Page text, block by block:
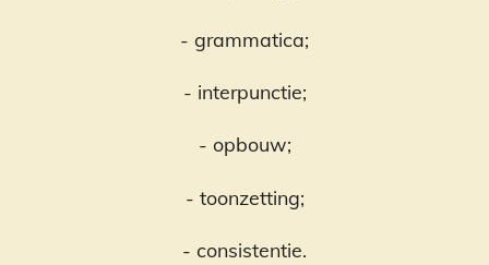
- grammatica;
- interpunctie;
- opbouw;
- toonzetting;
- consistentie.